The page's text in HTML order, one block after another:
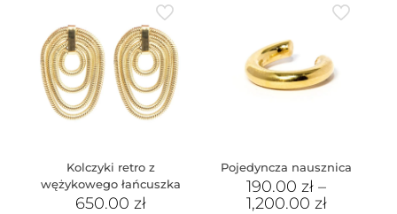
Kolczyki retro z
wężykowego łańcuszka
650.00 zł
Pojedyncza nausznica
190.00zł –
1,200.00 zł